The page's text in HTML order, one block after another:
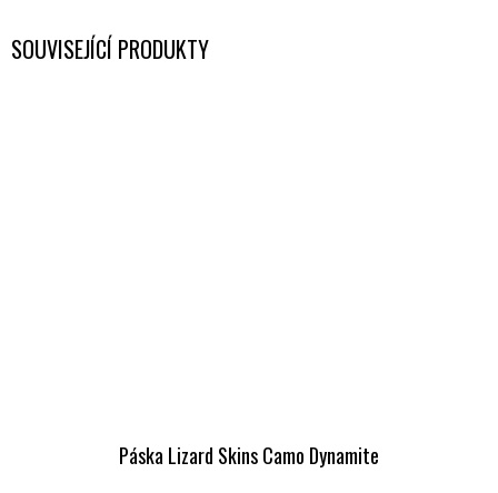
SOUVISEJÍCÍ PRODUKTY
Páska Lizard Skins Camo Dynamite